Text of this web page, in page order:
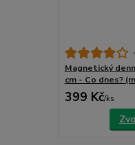
Magnetický
cm - Co dnes?
399 Kč/ks